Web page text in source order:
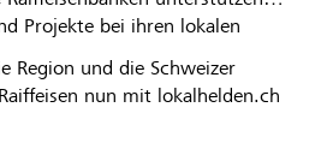
Projekte bei ihren lokalen
Region und die Schweizer
nun mit lokalhelden.ch